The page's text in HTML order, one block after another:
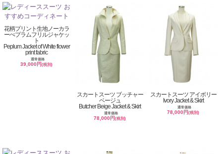
花柄プリント生地ノーカラ
ーぺプラムフリルジャケッ
ト
Peplum Jacket of White flower
print fabric
通常価格
39,000円(税別)
スカートスーツ ブッチャー
ベージュ
Butcher Beige Jacket & Skirt
通常価格
78,000円(税別)
スカートスーツ アイボリー
Ivory Jacket & Skirt
通常価格
78,000円(税別)